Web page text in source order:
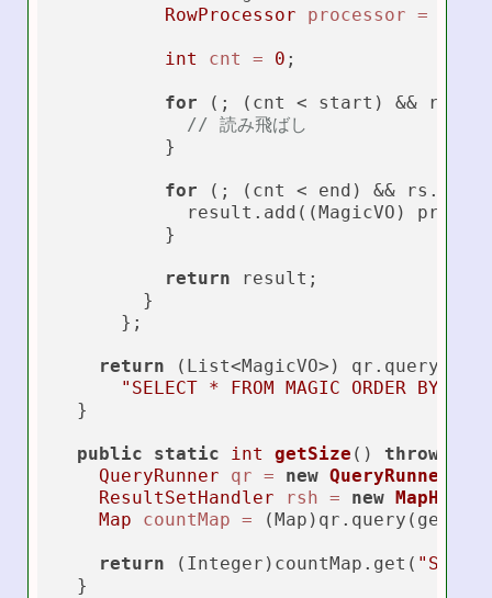
RowProcessor
processor =
int cnt = 0 ;
for (; (cnt < start) &&
// 読み飛ばし
          }
for (; (cnt < end) &&
result.add((MagicVO)
          }
return result;
        }
      };
return (List<MagicVO>)
"SELECT * FROM MAGIC ORDER BY ID"
  }
public static int getSize () throws
QueryRunner
qr = new QueryRunner
ResultSetHandler
rsh = new
Map
countMap =
return (Integer)countMap.get( "SIZE"
  }